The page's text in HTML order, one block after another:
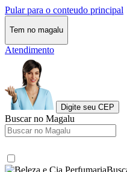
Pular para o conteudo principal
Tem no magalu
Atendimento
Digite seu CEP
Buscar no Magalu